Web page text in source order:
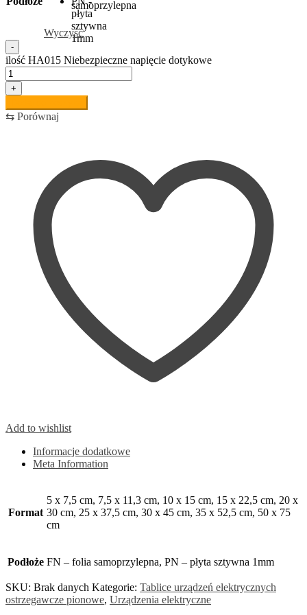
samoprzylepna
płyta
sztywna
1mm
Wyczyść
-
ilość HA015 Niebezpieczne napięcie dotykowe
+
⇆ Porównaj
Add to wishlist
Informacje dodatkowe
Meta Information
Format
5 x 7,5 cm, 7,5 x 11,3 cm, 10 x 15 cm, 15 x 22,5 cm, 20 x
30 cm, 25 x 37,5 cm, 30 x 45 cm, 35 x 52,5 cm, 50 x 75
cm
Podłoże FN – folia samoprzylepna, PN – płyta sztywna 1mm
SKU: Brak danych Kategorie: Tablice urządzeń elektrycznych
ostrzegawcze pionowe, Urządzenia elektryczne